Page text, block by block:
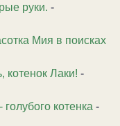
руки. -
Мия в поисках
котенок Лаки! -
котенка -